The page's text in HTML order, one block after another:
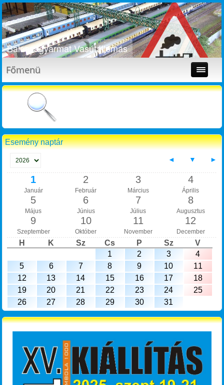
Balassagyarmat Vasútállomás
Főmenü
Esemény naptár
◄ ▼ ►
1
Január
2
Február
3
Március
4
Április
5
Május
6
Június
7
Július
8
Augusztus
9
Szeptember
10
Október
11
November
12
December
H K Sz Cs P Sz
V
1
2 3
4
5
6 7 8 9 10
11
12
13 14 15 16 17
18
19
20 21 22 23 24
25
26
27 28 29 30 31